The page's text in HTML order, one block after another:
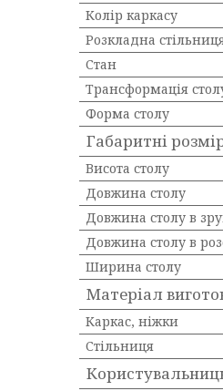
Колір каркасу
Розкладна
Стан
Трансформація
Форма столу
Габаритні
Висота столу
Довжина столу
Довжина столу в
Довжина столу в
Ширина столу
Матеріал
Каркас, ніжки
Стільниця